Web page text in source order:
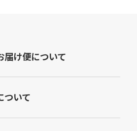
届け便について
ついて